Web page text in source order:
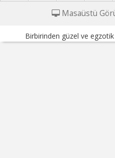
Masaüstü
Birbirinden güzel ve